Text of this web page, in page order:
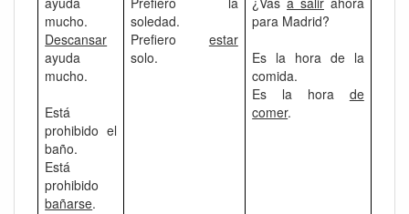
mucho.
Descansar
ayuda
mucho.
Está
prohibido el
baño.
Está
prohibido
bañarse.
soledad.
Prefiero estar
solo.
para Madrid?
Es la hora de la
comida.
Es la hora de
comer.